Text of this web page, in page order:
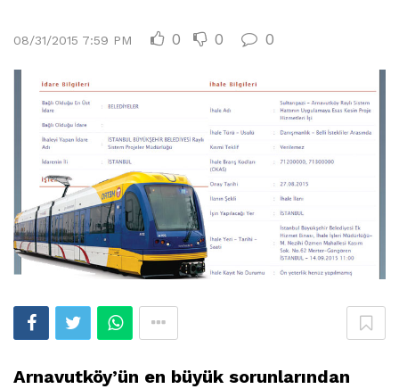
08/31/2015 7:59 PM 0 0 0
Arnavutköy’ün en büyük sorunlarından